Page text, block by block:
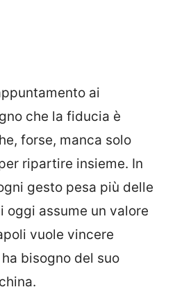
ai
che la fiducia è
forse, manca solo
ripartire insieme. In
gesto pesa più delle
oggi assume un valore
vuole vincere
bisogno del suo